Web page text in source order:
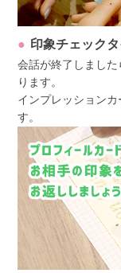
印象チェック
会話が終了しまし
ります。
インプレッション
す。